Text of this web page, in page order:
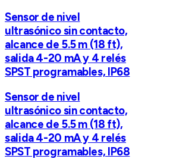
Sensor de nivel
ultrasónico sin contacto,
alcance de 5.5 m (18 ft),
salida 4-20 mA y 4 relés
SPST programables, IP68
Sensor de nivel
ultrasónico sin contacto,
alcance de 5.5 m (18 ft),
salida 4-20 mA y 4 relés
SPST programables, IP68